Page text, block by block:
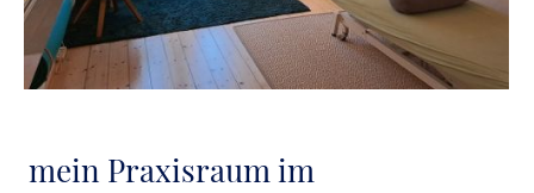
mein Praxisraum im